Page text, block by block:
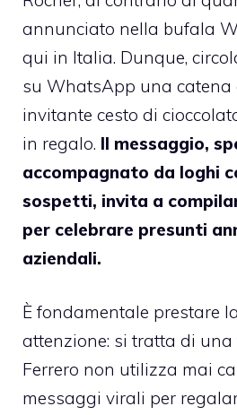
annunciato nella bufala
qui in Italia. Dunque,
su WhatsApp una catena
invitante cesto di
in regalo. Il messaggio,
accompagnato da loghi
sospetti, invita a
per celebrare presunti
aziendali.
È fondamentale prestare
attenzione: si tratta di
Ferrero non utilizza mai
messaggi virali per